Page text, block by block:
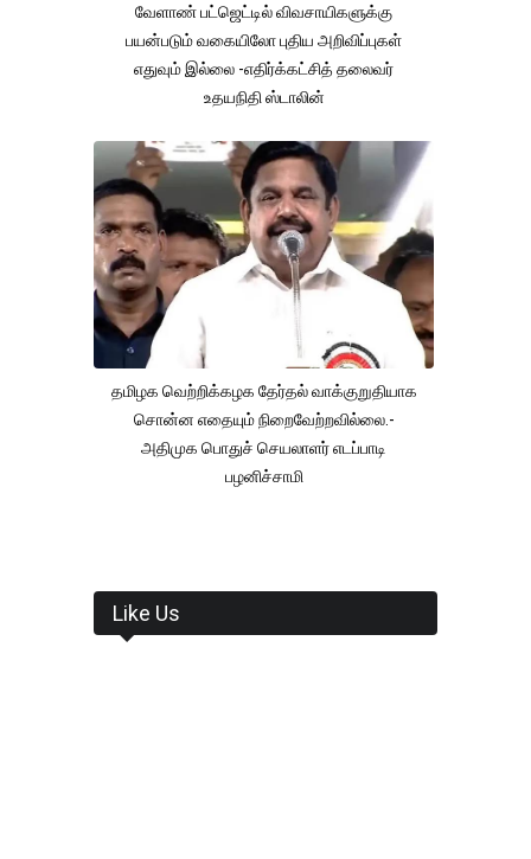
வேளாண் பட்ஜெட்டில் விவசாயிகளுக்கு
பயன்படும் வகையிலோ புதிய அறிவிப்புகள்
எதுவும் இல்லை -எதிர்க்கட்சித் தலைவர்
உதயநிதி ஸ்டாலின்
தமிழக வெற்றிக்கழக தேர்தல் வாக்குறுதியாக
சொன்ன எதையும் நிறைவேற்றவில்லை.-
அதிமுக பொதுச் செயலாளர் எடப்பாடி
பழனிச்சாமி
Like Us